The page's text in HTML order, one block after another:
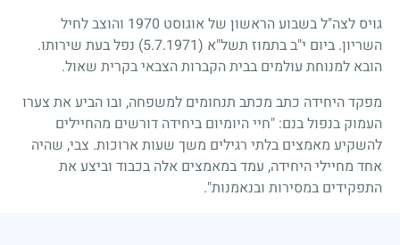
גויס לצה"ל בשבוע הראשון של אוגוסט 1970 והוצב לחיל
השריון. ביום י"ב בתמוז תשל"א (5.7.1971)
נפל בעת שירותו.
הובא למנוחת עולמים בבית הקברות הצבאי בקרית שאול.
מפקד היחידה כתב מכתב תנחומים למשפחה, ובו הביע את צערו
העמוק בנפול בנם: "חיי היומיום ביחידה דורשים מהחיילים
להשקיע מאמצים בלתי רגילים משך שעות ארוכות. צבי, שהיה
אחד מחיילי היחידה, עמד במאמצים אלה בכבוד וביצע את
התפקידים במסירות ובנאמנות".